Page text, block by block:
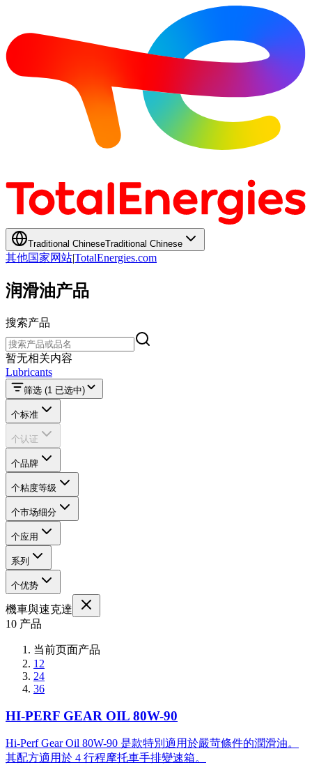
Traditional ChineseTraditional Chinese
其他国家网站|TotalEnergies.com
润滑油产品
搜索产品
搜索产品
暂无相关内容
Lubricants
筛选 (1 已选中)
个标准
个认证
个品牌
个粘度等级
个市场细分
个应用
系列
个优势
機車與速克達
10 产品
当前页面产品
12
24
36
HI-PERF GEAR OIL 80W-90
Hi-Perf Gear Oil 80W-90 是款特別適用於嚴苛條件的潤滑油。
其配方適用於 4 行程摩托車手排變速箱。